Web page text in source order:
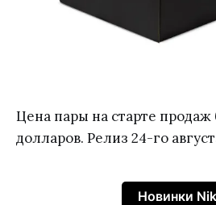
Цена пары на старте продаж
долларов. Релиз 24-го
Новинки